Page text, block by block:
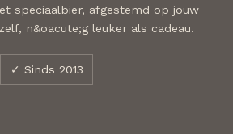
speciaalbier, afgestemd op jouw
n&oacute;g leuker als cadeau.
✓ Sinds 2013